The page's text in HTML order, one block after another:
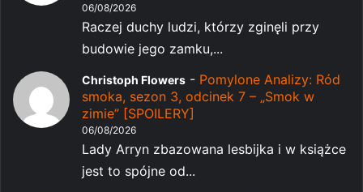
06/08/2026
Raczej duchy ludzi, którzy zginęli przy
budowie jego zamku,...
Christoph Flowers - Pomylone Analizy: Ród
smoka, sezon 3, odcinek 7 – „Smok w
zimie” [SPOILERY]
06/08/2026
Lady Arryn zbazowana lesbijka i w książce
jest to spójne od...